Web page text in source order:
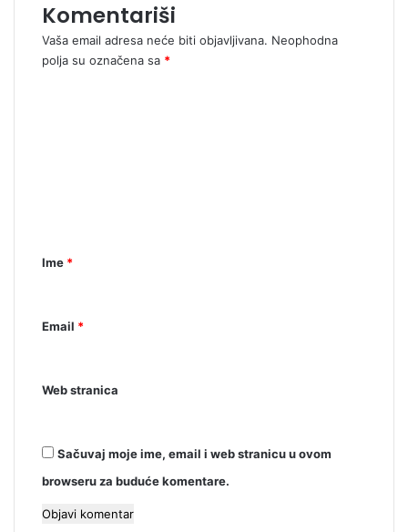
Komentariši
Vaša email adresa neće biti objavljivana. Neophodna
polja su označena sa *
aIme *
Email *
Web stranica
Sačuvaj moje ime, email i web stranicu u ovom
browseru za buduće komentare.